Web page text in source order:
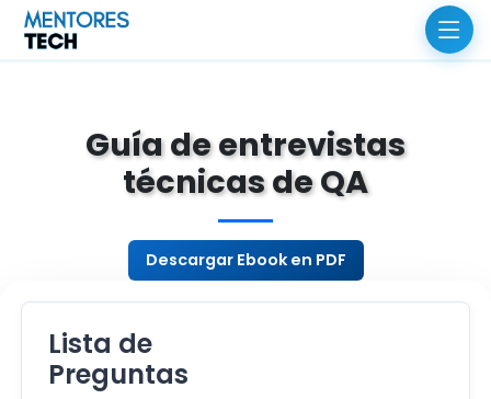
Guía de entrevistas
técnicas de QA
Descargar Ebook en PDF
Lista de
Preguntas